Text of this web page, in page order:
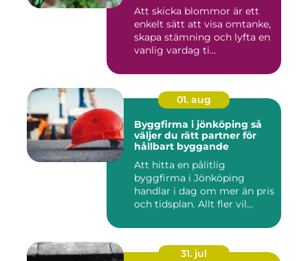
Att skicka blommor är ett
enkelt sätt att visa omtanke,
skapa stämning och lyfta en
vanlig vardag ti...
01. aug
Byggfirma i jönköping så
väljer du rätt partner för
hållbart byggande
Att hitta en pålitlig
byggfirma i Jönköping
handlar i dag om mer än pris
och tidsplan. Allt fler vil...
31. jul